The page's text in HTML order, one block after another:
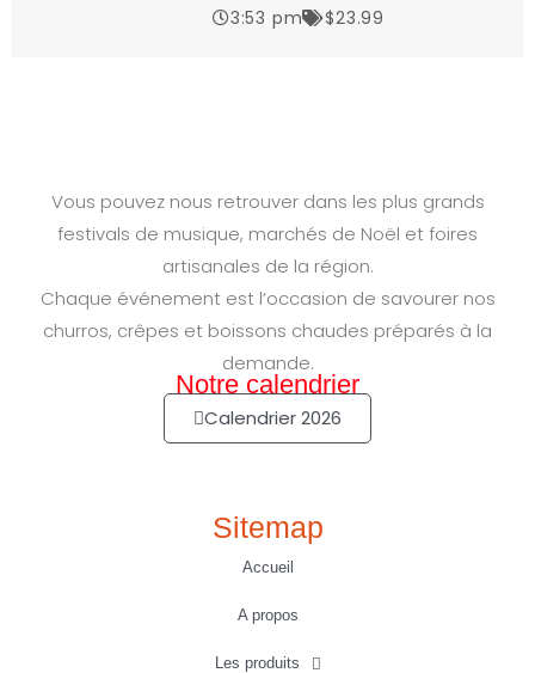
3:53 pm
$23.99
Vous pouvez nous retrouver dans les plus grands
festivals de musique, marchés de Noël et foires
artisanales de la région.
Chaque événement est l’occasion de savourer nos
churros, crêpes et boissons chaudes préparés à la
demande.
Notre calendrier
Calendrier 2026
Sitemap
Accueil
A propos
Les produits